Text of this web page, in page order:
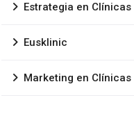
Estrategia en Clínicas
Eusklinic
Marketing en Clínicas